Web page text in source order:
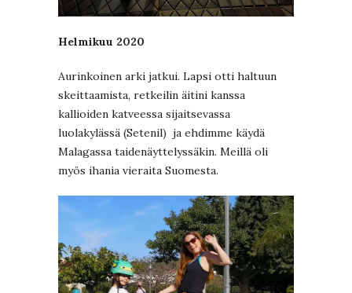
Helmikuu 2020
Aurinkoinen arki jatkui. Lapsi otti haltuun
skeittaamista, retkeilin äitini kanssa
kallioiden katveessa sijaitsevassa
luolakylässä (Setenil) ja ehdimme käydä
Malagassa taidenäyttelyssäkin. Meillä oli
myös ihania vieraita Suomesta.